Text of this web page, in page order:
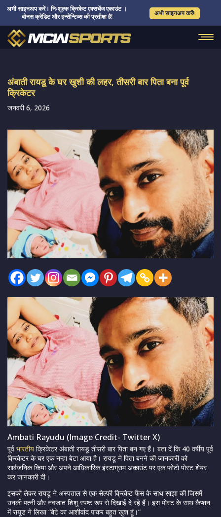
अभी साइनअप करें। निःशुल्क क्रिकेट एक्सचेंज एकाउंट ।
बोनस क्रेडिट और इन्सेन्टिव्स की प्रतीक्षा है!
अभी साइनअप करें!
अंबाती रायडू के घर खुशी की लहर, तीसरी बार पिता बना पूर्व
क्रिकेटर
जनवरी 6, 2026
Ambati Rayudu (Image Credit- Twitter X)
पूर्व भारतीय क्रिकेटर अंबाती रायडू तीसरी बार पिता बन गए हैं। बता दें कि 40 वर्षीय पूर्व
क्रिकेटर के घर एक नन्हा बेटा आया है। रायडू ने पिता बनने की जानकारी को
सार्वजनिक किया और अपने आधिकारिक इंस्टाग्राम अकाउंट पर एक फोटो पोस्ट शेयर
कर जानकारी दी।
इसको लेकर रायडू ने अस्पताल से एक सेल्फी क्रिकेट फैंस के साथ साझा की जिसमें
उनकी पत्नी और नवजात शिशु स्पष्ट रूप से दिखाई दे रहे हैं। इस पोस्ट के साथ कैप्शन
में रायूड ने लिखा “बेटे का आशीर्वाद पाकर बहुत खुश हूं।”